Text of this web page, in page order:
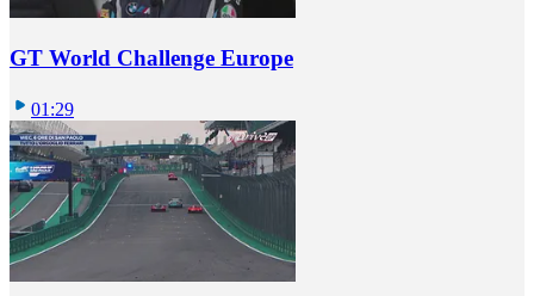
GT World Challenge Europe
01:29